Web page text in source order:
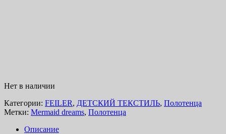
Нет в наличии
Категории: FEILER, ДЕТСКИЙ ТЕКСТИЛЬ, Полотенца
Метки: Mermaid dreams, Полотенца
Описание